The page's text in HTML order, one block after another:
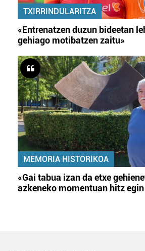
TXIRRINDULARITZA
«Entrenatzen duzun bideetan
gehiago motibatzen zaitu»
MEMORIA HISTORIKOA
«Gai tabua izan da etxe
azkeneko momentuan hitz egin